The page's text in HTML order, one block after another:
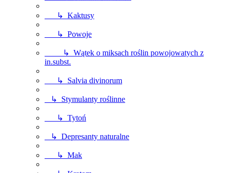
↳ Kaktusy
↳ Powoje
↳ Wątek o miksach roślin powojowatych z
in.subst.
↳ Salvia divinorum
↳ Stymulanty roślinne
↳ Tytoń
↳ Depresanty naturalne
↳ Mak